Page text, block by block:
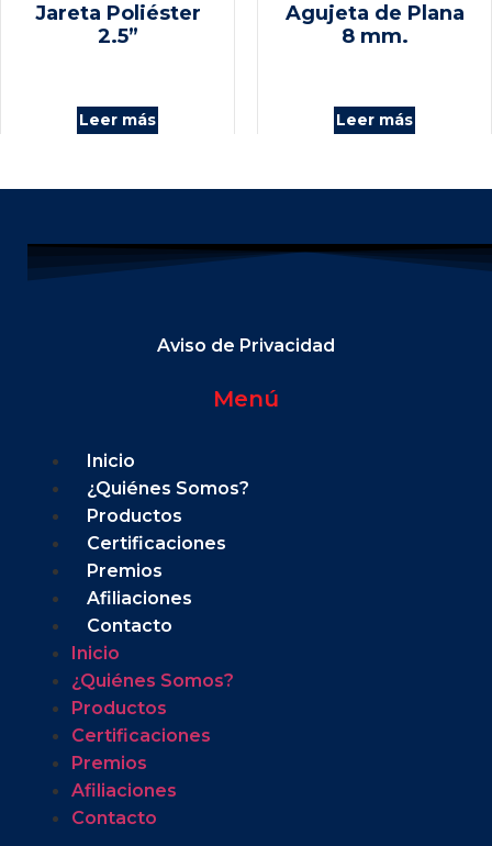
Jareta Poliéster
2.5”
Leer más
Agujeta de Plana
8 mm.
Leer más
Aviso de Privacidad
Menú
Inicio
¿Quiénes Somos?
Productos
Certificaciones
Premios
Afiliaciones
Contacto
Inicio
¿Quiénes Somos?
Productos
Certificaciones
Premios
Afiliaciones
Contacto